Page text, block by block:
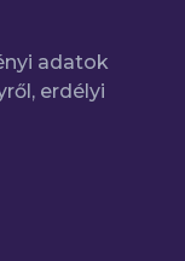
adatok
erdélyi